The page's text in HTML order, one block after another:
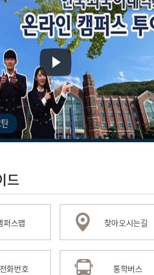
드
퍼스맵 찾아오시는길
화번호 통학버스